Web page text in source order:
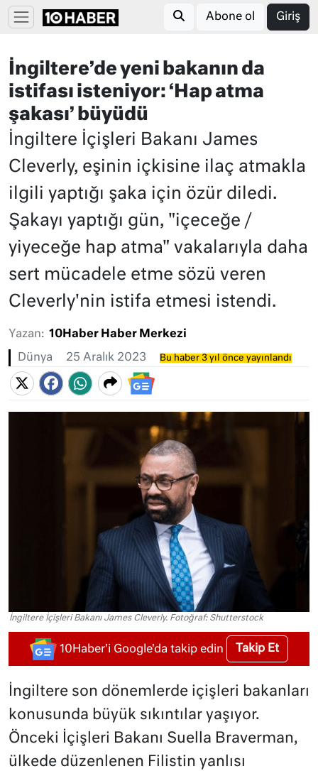
Abone ol Giriş
İngiltere’de yeni bakanın da
istifası isteniyor: ‘Hap atma
şakası’ büyüdü
İngiltere İçişleri Bakanı James
Cleverly, eşinin içkisine ilaç atmakla
ilgili yaptığı şaka için özür diledi.
Şakayı yaptığı gün, "içeceğe /
yiyeceğe hap atma" vakalarıyla daha
sert mücadele etme sözü veren
Cleverly'nin istifa etmesi istendi.
Yazan: 10Haber Haber Merkezi
Dünya 25 Aralık 2023 Bu haber 3 yıl önce yayınlandı
İngiltere İçişleri Bakanı James Cleverly. Fotoğraf: Shutterstock
10Haber'i Google'da takip edin Takip Et
İngiltere son dönemlerde içişleri bakanları
konusunda büyük sıkıntılar yaşıyor.
Önceki İçişleri Bakanı Suella Braverman,
ülkede düzenlenen Filistin yanlısı